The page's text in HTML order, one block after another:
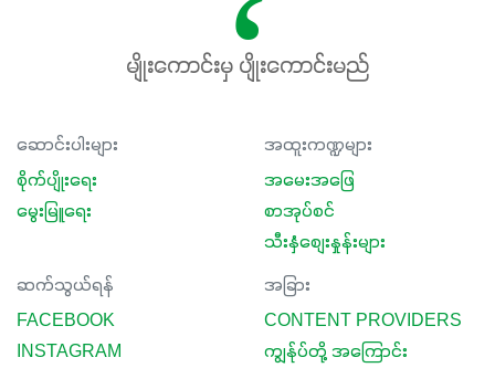
မျိုးကောင်းမှ ပျိုးကောင်းမည်
ဆောင်းပါးများ
စိုက်ပျိုးရေး
မွေးမြူရေး
အထူးကဏ္ဍများ
အမေးအဖြေ
စာအုပ်စင်
သီးနှံစျေးနှုန်းများ
ဆက်သွယ်ရန်
FACEBOOK
INSTAGRAM
အခြား
CONTENT PROVIDERS
ကျွန်ုပ်တို့ အကြောင်း